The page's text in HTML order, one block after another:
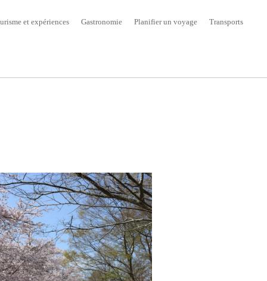
et expériences Gastronomie Planifier un voyage Transports